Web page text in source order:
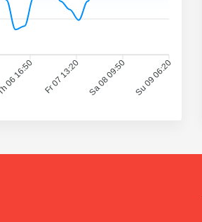
Th 06 16:50 Fr 07 13:20 Sa 08 09:50 Su 09 06:20